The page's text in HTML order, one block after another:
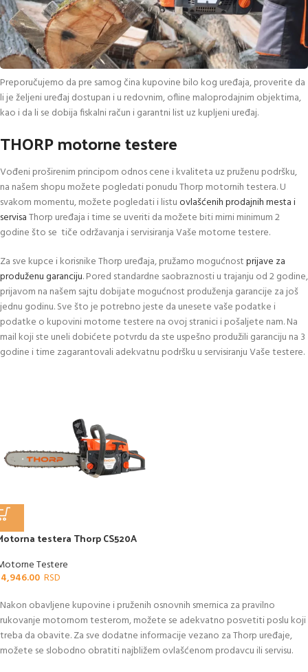
Preporučujemo da pre samog čina kupovine bilo kog uređaja, proverite da
li je željeni uređaj dostupan i u redovnim, ofline maloprodajnim objektima,
kao i da li se dobija fiskalni račun i garantni list uz kupljeni uređaj.
THORP motorne testere
Vođeni proširenim principom odnos cene i kvaliteta uz pruženu podršku,
na našem shopu možete pogledati ponudu Thorp motornih testera. U
svakom momentu, možete pogledati i listuovlašćenih prodajnih mesta i
servisaThorp uređaja i time se uveriti da možete biti mirni minimum 2
godine što se tiče održavanja i servisiranja Vaše motorne testere.
Za sve kupce i korisnike Thorp uređaja, pružamo mogućnostprijave za
produženu garanciju. Pored standardne saobraznosti u trajanju od 2 godine,
prijavom na našem sajtu dobijate mogućnost produženja garancije za još
jednu godinu. Sve što je potrebno jeste da unesete vaše podatke i
podatke o kupovini motorne testere na ovoj stranici i pošaljete nam. Na
mail koji ste uneli dobićete potvrdu da ste uspešno produžili garanciju na 3
godine i time zagarantovali adekvatnu podršku u servisiranju Vaše testere.
testera Thorp CS520A
Testere
Nakon obavljene kupovine i pruženih osnovnih smernica za pravilno
rukovanje motornom testerom, možete se adekvatno posvetiti poslu koji
treba da obavite. Za sve dodatne informacije vezano za Thorp uređaje,
možete se slobodno obratiti najbližem ovlašćenom prodavcu ili servisu.